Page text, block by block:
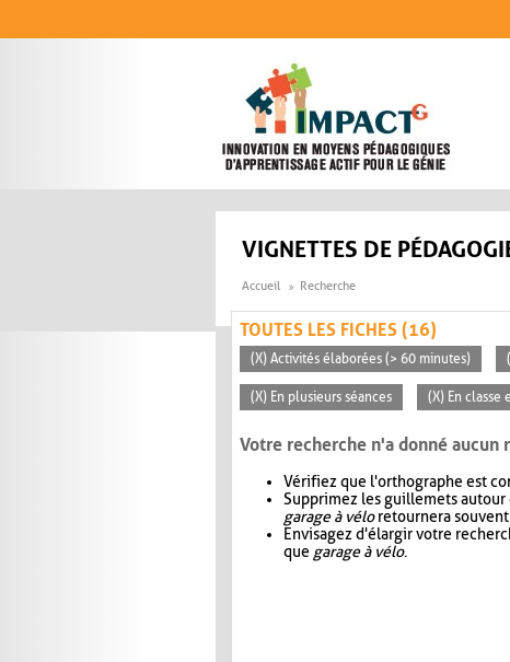
VIGNETTES DE
Accueil Recherche
TOUTES LES FICHES (16)
(X) Activités élaborées (> 60 minutes)
(X) En plusieurs séances (X) En classe
Votre recherche n'a donné aucun
Vérifiez que l'orthographe est
Supprimez les guillemets autour
garage à véloretournera
Envisagez d'élargir votre
que garage à vélo.